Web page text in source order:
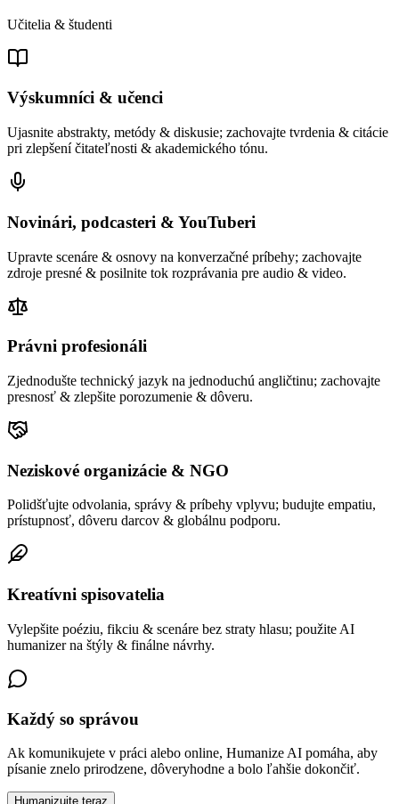
Učitelia & študenti
Výskumníci & učenci
Ujasnite abstrakty, metódy & diskusie; zachovajte tvrdenia & citácie
pri zlepšení čitateľnosti & akademického tónu.
Novinári, podcasteri & YouTuberi
Upravte scenáre & osnovy na konverzačné príbehy; zachovajte
zdroje presné & posilnite tok rozprávania pre audio & video.
Právni profesionáli
Zjednodušte technický jazyk na jednoduchú angličtinu; zachovajte
presnosť & zlepšite porozumenie & dôveru.
Neziskové organizácie & NGO
Polidšťujte odvolania, správy & príbehy vplyvu; budujte empatiu,
prístupnosť, dôveru darcov & globálnu podporu.
Kreatívni spisovatelia
Vylepšite poéziu, fikciu & scenáre bez straty hlasu; použite AI
humanizer na štýly & finálne návrhy.
Každý so správou
Ak komunikujete v práci alebo online, Humanize AI pomáha, aby
písanie znelo prirodzene, dôveryhodne a bolo ľahšie dokončiť.
Humanizujte teraz